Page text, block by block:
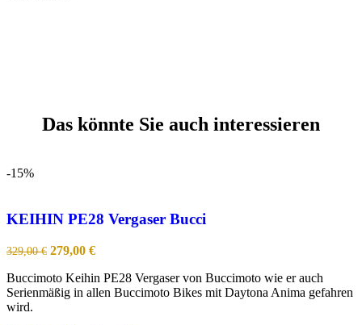
Das könnte Sie auch interessieren
-15%
KEIHIN PE28 Vergaser Bucci
329,00€ Ursprünglicher
war:
329,00 €
279,00 €Aktueller
ist:
279,00 €.
Buccimoto Keihin PE28 Vergaser von Buccimoto wie er auch
Serienmäßig in allen Buccimoto Bikes mit Daytona Anima gefahren
wird.